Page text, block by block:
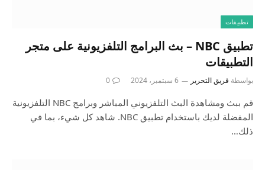
تطبيقات
تطبيق NBC – بث البرامج التلفزيونية على متجر
التطبيقات
بواسطة فريق التحرير 6 سبتمبر، 2024 0
قم ببث ومشاهدة البث التلفزيوني المباشر وبرامج NBC التلفزيونية
المفضلة لديك باستخدام تطبيق NBC. شاهد كل شيء، بما في
ذلك…